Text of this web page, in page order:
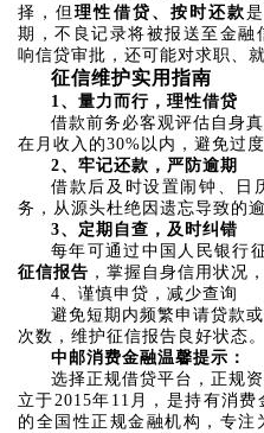
择，但理性借贷、按时还款
期，不良记录将被报送至金融
响信贷审批，还可能对求职、
征信维护实用指南
1、量力而行，理性借贷
借款前务必客观评估自身
在月收入的30%以内，避免过
2、牢记还款，严防逾期
借款后及时设置闹钟、日
务，从源头杜绝因遗忘导致的
3、定期自查，及时纠错
每年可通过中国人民银行
征信报告 ，掌握自身信用状况
4、谨慎申贷，减少查询
避免短期内频繁申请贷款
次数，维护征信报告良好状态。
中邮消费金融温馨提示：
选择正规借贷平台，正规
立于2015年11月，是持有消
的全国性正规金融机构，专